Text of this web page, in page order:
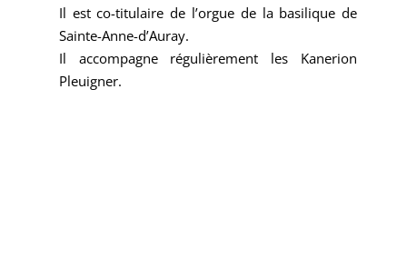
Il est co-titulaire de l’orgue de la basilique de
Sainte-Anne-d’Auray.
Il accompagne régulièrement les Kanerion
Pleuigner.